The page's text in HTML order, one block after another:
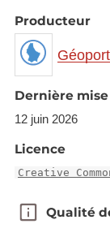
Producteur
Dernière
12 juin 2026
Licence
Creative
Qualité des
Qualité